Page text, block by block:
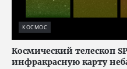
КОСМОС
Космический телескоп
инфракрасную карту